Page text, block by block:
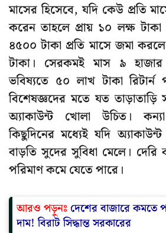
মাসের হিসেবে, যদি কেউ প্রতি
করেন তাহলে প্রায় ১০ লক্ষ টাকা
৪৫০০ টাকা প্রতি মাসে জমা
টাকা। সেরকমই মাস ৯
ভবিষ্যতে ৫০ লাখ টাকা রিটার্ন
বিশেষজ্ঞদের মতে যত তাড়াতাড়ি
অ্যাকাউন্ট খোলা উচিত।
কিছুদিনের মধ্যেই যদি
বাড়তি সুদের সুবিধা মেলে। দেরি
পরিমাণ কমে যেতে পারে।
আরও পড়ুনঃ দেশের বাজারে কমতে
দাম! বিরাট সিদ্ধান্ত সরকারের